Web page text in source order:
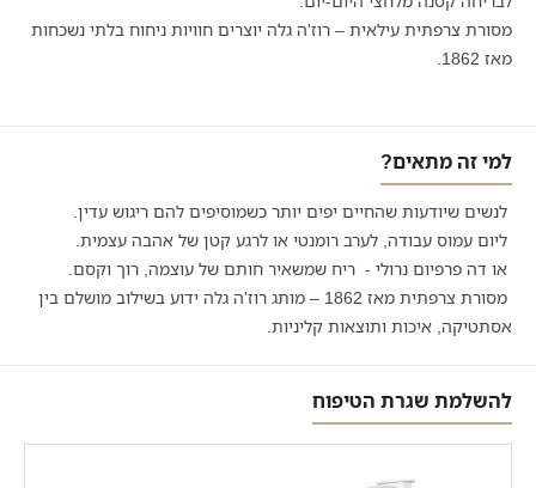
מסורת צרפתית עילאית – רוז'ה גלה יוצרים חוויות ניחוח בלתי נשכחות
מאז 1862.
למי זה מתאים?
לנשים שיודעות שהחיים יפים יותר כשמוסיפים להם ריגוש עדין.
ליום עמוס עבודה, לערב רומנטי או לרגע קטן של אהבה עצמית.
או דה פרפיום נרולי - ריח שמשאיר חותם של עוצמה, רוך וקסם.
מסורת צרפתית מאז 1862 – מותג רוז'ה גלה ידוע בשילוב מושלם בין
אסתטיקה, איכות ותוצאות קליניות.
להשלמת שגרת הטיפוח